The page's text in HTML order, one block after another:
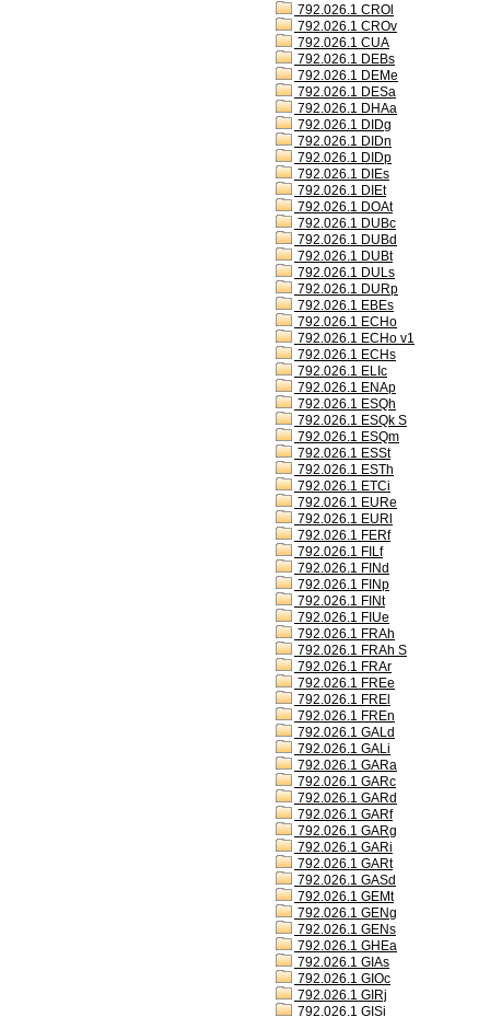
792.026.1 CROl
792.026.1 CROv
792.026.1 CUA
792.026.1 DEBs
792.026.1 DEMe
792.026.1 DESa
792.026.1 DHAa
792.026.1 DIDg
792.026.1 DIDn
792.026.1 DIDp
792.026.1 DIEs
792.026.1 DIEt
792.026.1 DOAt
792.026.1 DUBc
792.026.1 DUBd
792.026.1 DUBt
792.026.1 DULs
792.026.1 DURp
792.026.1 EBEs
792.026.1 ECHo
792.026.1 ECHo v1
792.026.1 ECHs
792.026.1 ELIc
792.026.1 ENAp
792.026.1 ESQh
792.026.1 ESQk S
792.026.1 ESQm
792.026.1 ESSt
792.026.1 ESTh
792.026.1 ETCi
792.026.1 EURe
792.026.1 EURl
792.026.1 FERf
792.026.1 FILf
792.026.1 FINd
792.026.1 FINp
792.026.1 FINt
792.026.1 FIUe
792.026.1 FRAh
792.026.1 FRAh S
792.026.1 FRAr
792.026.1 FREe
792.026.1 FREl
792.026.1 FREn
792.026.1 GALd
792.026.1 GALi
792.026.1 GARa
792.026.1 GARc
792.026.1 GARd
792.026.1 GARf
792.026.1 GARg
792.026.1 GARi
792.026.1 GARt
792.026.1 GASd
792.026.1 GEMt
792.026.1 GENg
792.026.1 GENs
792.026.1 GHEa
792.026.1 GIAs
792.026.1 GIOc
792.026.1 GIRj
792.026.1 GISi